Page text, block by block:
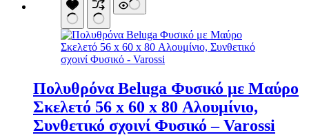
Πολυθρόνα Beluga Φυσικό με Μαύρο
Σκελετό 56 x 60 x 80 Αλουμίνιο,
Συνθετικό σχοινί Φυσικό – Varossi